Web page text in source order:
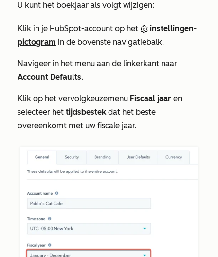
U kunt het boekjaar als volgt wijzigen:
Klik in je HubSpot-account op het
instellingen-
pictogram in de bovenste navigatiebalk.
Navigeer in het menu aan de linkerkant naar
Account Defaults.
Klik op het vervolgkeuzemenu Fiscaal jaar en
selecteer het tijdsbestekdat het beste
overeenkomt met uw fiscale jaar.